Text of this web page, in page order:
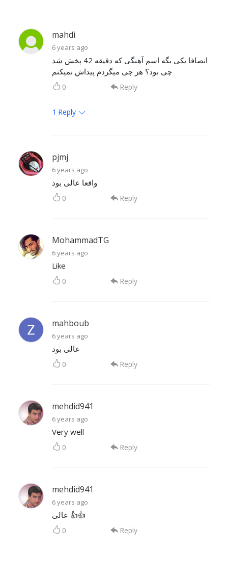
mahdi
6 years ago
انصافا یکی بگه اسم آهنگی که دقیقه 42 پخش شد
چی بود؟ هر چی میگردم پیداش نمیکنم
0 Reply
1 Reply
pjmj
6 years ago
واقعا عالی بود
0 Reply
MohammadTG
6 years ago
Like
0 Reply
mahboub
6 years ago
عالی بود
0 Reply
mehdid941
6 years ago
Very well
0 Reply
mehdid941
6 years ago
عالی 👍👍
0 Reply